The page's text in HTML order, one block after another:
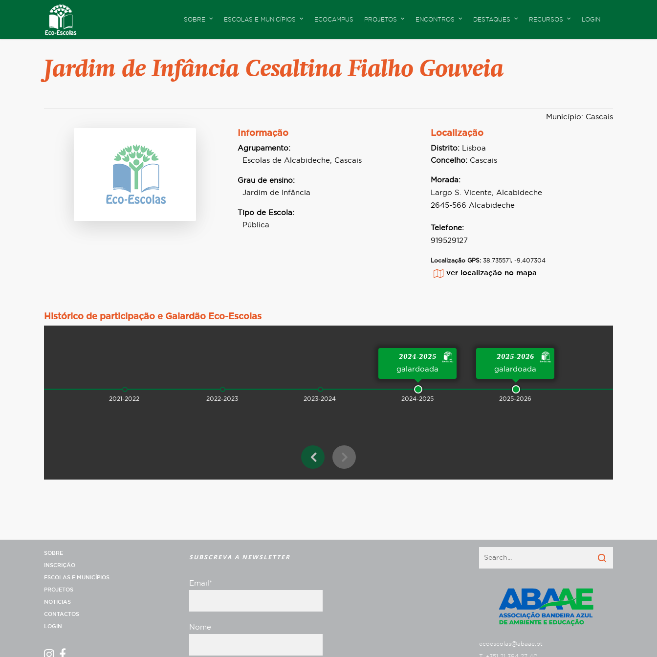
SOBRE ESCOLAS E MUNICÍPIOS ECOCAMPUS PROJETOS ENCONTROS DESTAQUES RECURSOS LOGIN
Jardim de Infância Cesaltina Fialho Gouveia
Município: Cascais
Informação
Agrupamento:
Escolas de Alcabideche, Cascais
Grau de ensino:
Jardim de Infância
Tipo de Escola:
Pública
Localização
Distrito: Lisboa
Concelho: Cascais
Morada:
Largo S. Vicente, Alcabideche
2645-566 Alcabideche
Telefone:
919529127
Localização GPS: 38.735571, -9.407304
ver localização no mapa
Histórico de participação e Galardão Eco-Escolas
2021-2022 2022-2023 2023-2024 2024-2025
2024-2025
galardoada
2025-2026
2025-2026
galardoada
SOBRE
INSCRIÇÃO
ESCOLAS E MUNICÍPIOS
PROJETOS
NOTICIAS
CONTACTOS
LOGIN
SUBSCREVA A NEWSLETTER
Email*
Nome
ecoescolas@abaae.pt